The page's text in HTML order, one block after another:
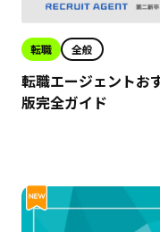
転職 全般
転職エージェントお
版完全ガイド